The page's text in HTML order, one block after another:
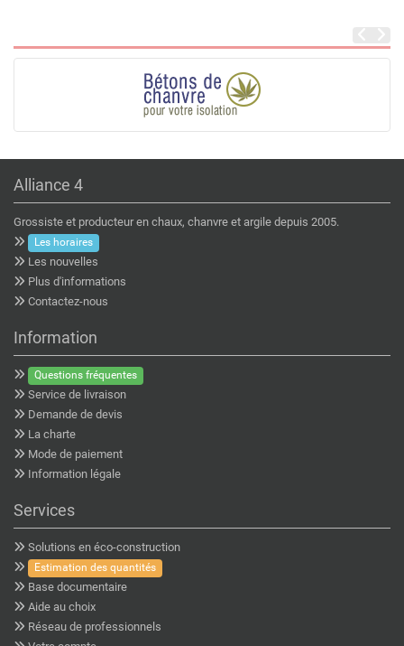
Alliance 4
Grossiste et producteur en chaux, chanvre et argile depuis 2005.
Les horaires
Les nouvelles
Plus d'informations
Contactez-nous
Information
Questions fréquentes
Service de livraison
Demande de devis
La charte
Mode de paiement
Information légale
Services
Solutions en éco-construction
Estimation des quantités
Base documentaire
Aide au choix
Réseau de professionnels